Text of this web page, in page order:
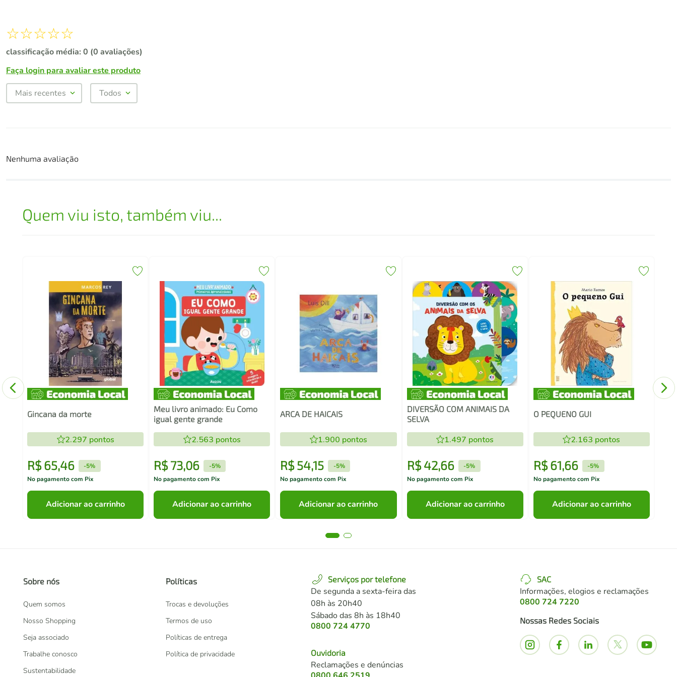
☆☆☆☆☆
classificação média: 0 (0 avaliações)
Faça login para avaliar este produto
Mais recentes Todos
Nenhuma avaliação
Quem viu isto, também viu...
Gincana da morte
2.297 pontos
R$ 65,46 -5%
No pagamento com Pix
Adicionar ao carrinho
Meu livro animado: Eu Como
igual gente grande
2.563 pontos
R$ 73,06 -5%
No pagamento com Pix
Adicionar ao carrinho
ARCA DE HAICAIS
1.900 pontos
R$54,15 -5%
No pagamento com Pix
Adicionar ao carrinho
DIVERSÃO COM ANIMAIS DA
SELVA
1.497 pontos
R$ 42,66 -5%
No pagamento com Pix
Adicionar ao carrinho
O PEQUENO GUI
2.163 pontos
R$ 61,66 -5%
No pagamento com Pix
Adicionar ao carrinho
Sobre nós
Quem somos
Nosso Shopping
Seja associado
Trabalhe conosco
Sustentabilidade
Políticas
Trocas e devoluções
Termos de uso
Políticas de entrega
Política de privacidade
Serviços por telefone
De segunda a sexta-feira das
08h às 20h40
Sábado das 8h às 18h40
0800 724 4770
Ouvidoria
Reclamações e denúncias
SAC
Informações, elogios e reclamações
0800 724 7220
Nossas Redes Sociais